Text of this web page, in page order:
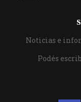
Noticias e
Podés